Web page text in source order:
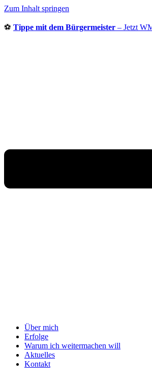
Zum Inhalt springen
⚽ Tippe mit dem Bürgermeister – Jetzt
Über mich
Erfolge
Warum ich weitermachen will
Aktuelles
Kontakt